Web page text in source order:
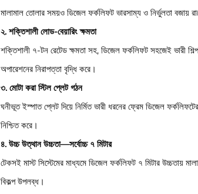
মালামাল তোলার সময়ও ডিজেল ফর্কলিফট ভারসাম্য ও নির্ভুলতা বজায়
২. শক্তিশালী লোড-বেয়ারিং ক্ষমতা
শক্তিশালী ৭-টন রেটেড ক্ষমতা সহ, ডিজেল ফর্কলিফট সহজেই ভারী
অপারেশনের নিরাপত্তা বৃদ্ধি করে।
৩. মোটা করা স্টিল প্লেট গঠন
ঘনীভূত ইস্পাত প্লেট দিয়ে নির্মিত ভারী ধরনের ফ্রেম ডিজেল
নিশ্চিত করে।
৪. উচ্চ উত্থান উচ্চতা—সর্বোচ্চ ৭ মিটার
টেকসই মাস্ট সিস্টেমের মাধ্যমে ডিজেল ফর্কলিফট ৭ মিটার উচ্চতায়
বিকল্প উপলব্ধ।